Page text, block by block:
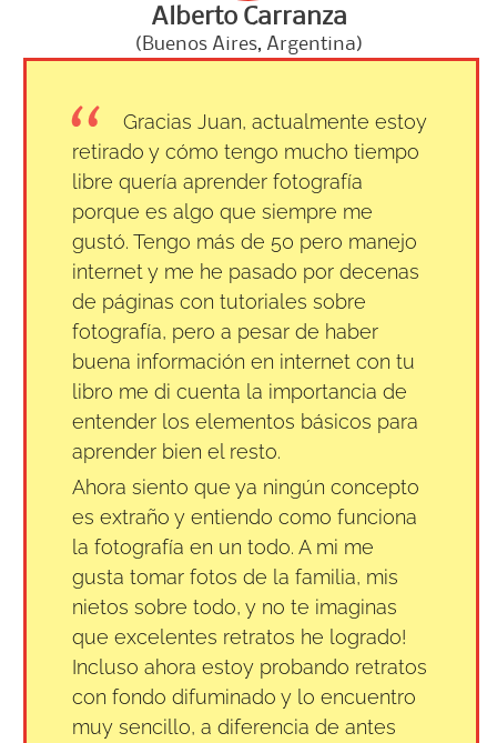
Alberto Carranza
(Buenos Aires, Argentina)
Gracias Juan, actualmente estoy
retirado y cómo tengo mucho tiempo
libre quería aprender fotografía
porque es algo que siempre me
gustó. Tengo más de 50 pero manejo
internet y me he pasado por decenas
de páginas con tutoriales sobre
fotografía, pero a pesar de haber
buena información en internet con tu
libro me di cuenta la importancia de
entender los elementos básicos para
aprender bien el resto.
Ahora siento que ya ningún concepto
es extraño y entiendo como funciona
la fotografía en un todo. A mi me
gusta tomar fotos de la familia, mis
nietos sobre todo, y no te imaginas
que excelentes retratos he logrado!
Incluso ahora estoy probando retratos
con fondo difuminado y lo encuentro
muy sencillo, a diferencia de antes